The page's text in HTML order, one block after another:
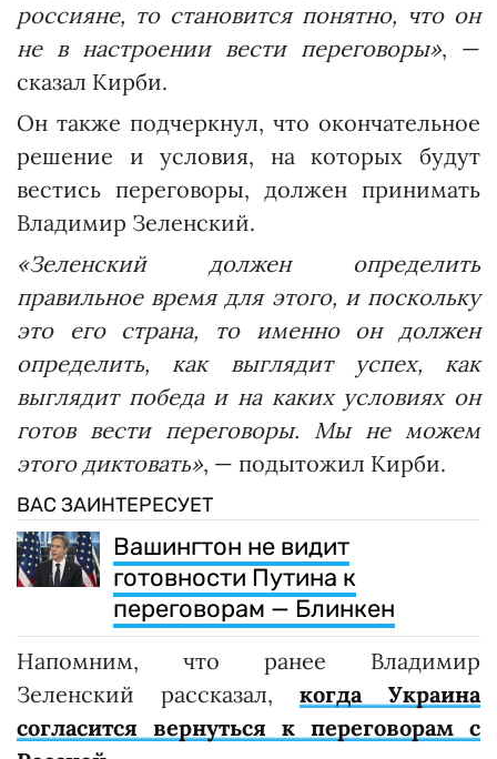
россияне, то становится понятно, что он
не в настроении вести переговоры», —
сказал Кирби.
Он также подчеркнул, что окончательное
решение и условия, на которых будут
вестись переговоры, должен принимать
Владимир Зеленский.
«Зеленский должен определить
правильное время для этого, и поскольку
это его страна, то именно он должен
определить, как выглядит успех, как
выглядит победа и на каких условиях он
готов вести переговоры. Мы не можем
этого диктовать», — подытожил Кирби.
ВАС ЗАИНТЕРЕСУЕТ
Вашингтон не видит
готовности Путина к
переговорам — Блинкен
Напомним, что ранее Владимир
Зеленский рассказал, когда Украина
согласится вернуться к переговорам с